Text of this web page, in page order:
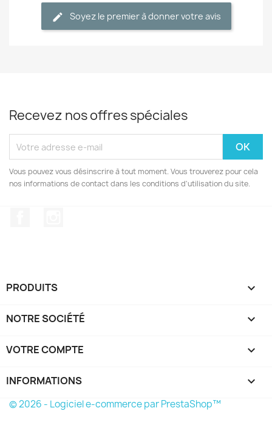
Soyez le premier à donner votre avis
Recevez nos offres spéciales
Vous pouvez vous désinscrire à tout moment. Vous trouverez pour cela
nos informations de contact dans les conditions d'utilisation du site.
PRODUITS 
NOTRE SOCIÉTÉ 
VOTRE COMPTE 
INFORMATIONS keyboard_arrow_down
© 2026 - Logiciel e-commerce par PrestaShop™